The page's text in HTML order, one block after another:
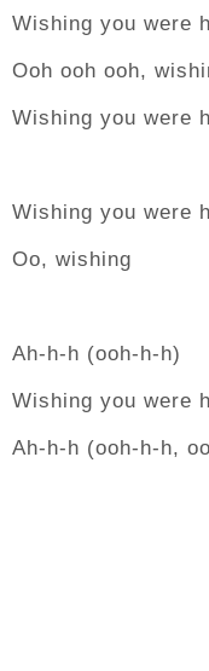
Wishing you were
Ooh ooh ooh,
Wishing you were
Wishing you were
Oo, wishing
Ah-h-h (ooh-h-h)
Wishing you were
Ah-h-h (ooh-h-h,